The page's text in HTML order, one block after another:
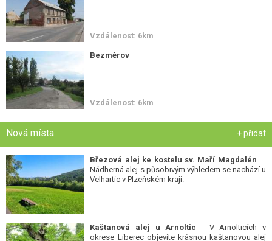
Vzdálenost: 6km
Bezměrov
Vzdálenost: 6km
Nová místa + přidat
Březová alej ke kostelu sv. Maří Magdalény-
Nádherná alej s působivým výhledem se nachází u
Velhartic v Plzeňském kraji.
Kaštanová alej u Arnoltic - V Arnolticích v
okrese Liberec objevíte krásnou kaštanovou alej